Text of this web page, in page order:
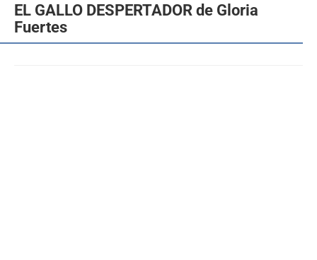
EL GALLO DESPERTADOR de Gloria
Fuertes